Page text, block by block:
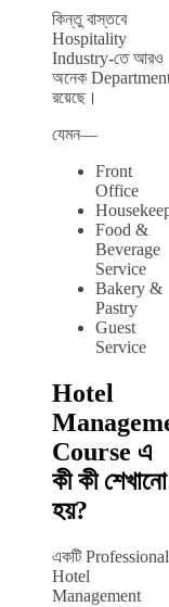
কিন্তু বাস্তবে
Hospitality
Industry-তে আরও
অনেক
রয়েছে।
যেমন—
Front
Office
Food &
Beverage
Service
Bakery &
Pastry
Guest
Service
Hotel
Course এ
কী কী শেখানো
হয়?
একটি Professional
Hotel
Management